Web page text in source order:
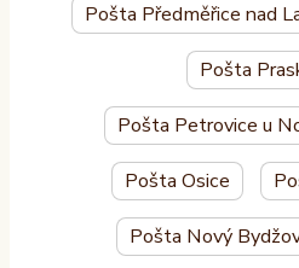
Pošta Předměřice nad
Pošta
Pošta Petrovice u
Pošta Osice
Pošta Nový